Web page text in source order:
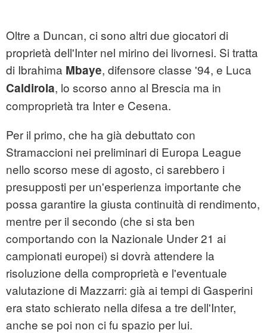
Oltre a Duncan, ci sono altri due giocatori di
proprietà dell'Inter nel mirino dei livornesi. Si tratta
di Ibrahima Mbaye, difensore classe '94, e Luca
Caldirola, lo scorso anno al Brescia ma in
comproprietà tra Inter e Cesena.
Per il primo, che ha già debuttato con
Stramaccioni nei preliminari di Europa League
nello scorso mese di agosto, ci sarebbero i
presupposti per un'esperienza importante che
possa garantire la giusta continuità di rendimento,
mentre per il secondo (che si sta ben
comportando con la Nazionale Under 21 ai
campionati europei) si dovrà attendere la
risoluzione della comproprietà e l'eventuale
valutazione di Mazzarri: già ai tempi di Gasperini
era stato schierato nella difesa a tre dell'Inter,
anche se poi non ci fu spazio per lui.